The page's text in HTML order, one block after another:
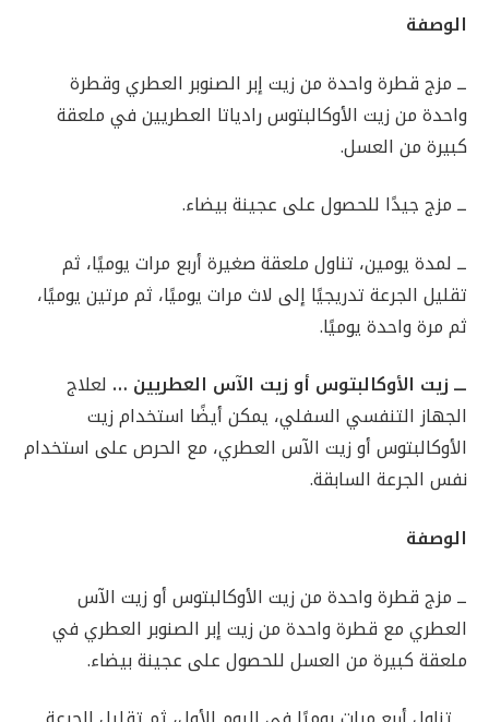
الوصفة
ــ مزج قطرة واحدة من زيت إبر الصنوبر العطري وقطرة
واحدة من زيت الأوكالبتوس رادياتا العطريين في ملعقة
كبيرة من العسل.
ــ مزج جيدًا للحصول على عجينة بيضاء.
ــ لمدة يومين، تناول ملعقة صغيرة أربع مرات يوميًا، ثم
تقليل الجرعة تدريجيًا إلى لاث مرات يوميًا، ثم مرتين يوميًا،
ثم مرة واحدة يوميًا.
ـــ زيت الأوكالبتوس أو زيت الآس العطريين … لعلاج
الجهاز التنفسي السفلي، يمكن أيضًا استخدام زيت
الأوكالبتوس أو زيت الآس العطري، مع الحرص على استخدام
نفس الجرعة السابقة.
الوصفة
ــ مزج قطرة واحدة من زيت الأوكالبتوس أو زيت الآس
العطري مع قطرة واحدة من زيت إبر الصنوبر العطري في
ملعقة كبيرة من العسل للحصول على عجينة بيضاء.